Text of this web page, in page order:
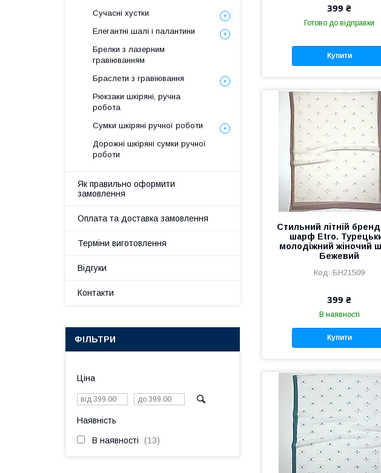
399 ₴
Готово до відправки
Купити
Стильний літній
шарф Etro.
молодіжний жіночий
Бежевий
БН21509
399 ₴
В наявності
Купити
Сучасні хустки
Елегантні шалі і палантини
Брелки з лазерним
гравіюванням
Браслети з гравіювання
Рюкзаки шкіряні, ручна
робота
Сумки шкіряні ручної роботи
Дорожні шкіряні сумки ручної
роботи
Як правильно оформити
замовлення
Оплата та доставка замовлення
Терміни виготовлення
Відгуки
Контакти
ФІЛЬТРИ
Ціна
Наявність
В наявності 13